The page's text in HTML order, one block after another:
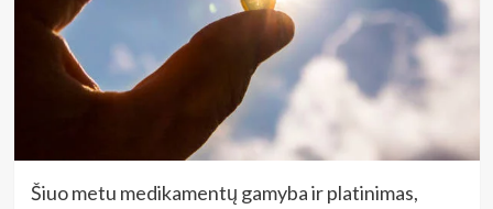
Šiuo metu medikamentų gamyba ir platinimas,